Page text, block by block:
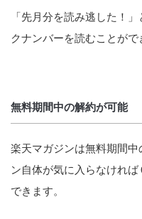
「先月分を読み逃した！
クナンバーを読むことがで
無料期間中の解約が可能
楽天マガジンは無料期間
ン自体が気に入らなけれ
できます。